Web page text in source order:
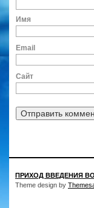
Сайт
ПРИХОД ВВЕДЕНИЯ
Theme design by